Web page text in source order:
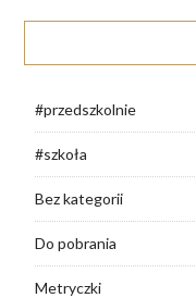
#przedszkolnie
#szkoła
Bez kategorii
Do pobrania
Metryczki